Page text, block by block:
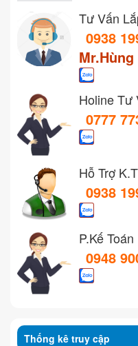
Tư Vấn
0938
Holine Tư
0777
Hỗ Trợ
0938
P.Kế Toán
0948
Thống kê truy cập